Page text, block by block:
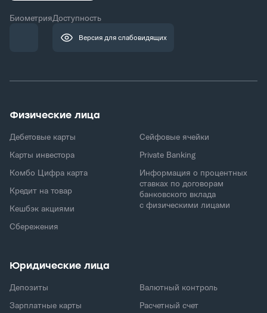
БиометрияДоступность
Версия для слабовидящих
Физические лица
Дебетовые карты
Карты инвестора
Комбо Цифра карта
Кредит на товар
Кешбэк акциями
Сбережения
Сейфовые ячейки
Private Banking
Информация о процентных
ставках по договорам
банковского вклада
с физическими лицами
Юридические лица
Депозиты
Зарплатные карты
Валютный контроль
Расчетный счет